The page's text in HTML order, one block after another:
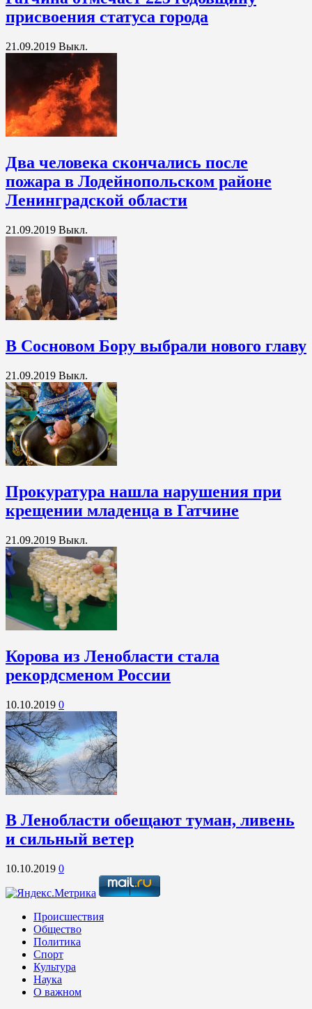
присвоения статуса города
21.09.2019 Выкл.
Два человека скончались после
пожара в Лодейнопольском районе
Ленинградской области
21.09.2019 Выкл.
В Сосновом Бору выбрали нового главу
21.09.2019 Выкл.
Прокуратура нашла нарушения при
крещении младенца в Гатчине
21.09.2019 Выкл.
Корова из Ленобласти стала
рекордсменом России
10.10.2019 0
В Ленобласти обещают туман, ливень
и сильный ветер
10.10.2019 0
Происшествия
Общество
Политика
Спорт
Культура
Наука
О важном